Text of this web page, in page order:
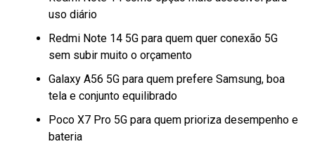
uso diário
Redmi Note 14 5G para quem quer conexão 5G
sem subir muito o orçamento
Galaxy A56 5G para quem prefere Samsung, boa
tela e conjunto equilibrado
Poco X7 Pro 5G para quem prioriza desempenho e
bateria